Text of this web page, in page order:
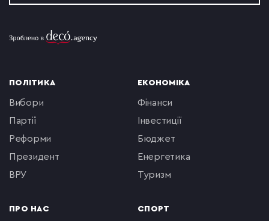
ПОЛІТИКА
вибори
партії
реформи
президент
ВРУ
ПРО НАС
ЕКОНОМІКА
фінанси
інвестиції
бюджет
енергетика
туризм
СПОРТ